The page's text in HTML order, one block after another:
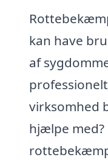
kan have
af
virksomhed
hjælpe